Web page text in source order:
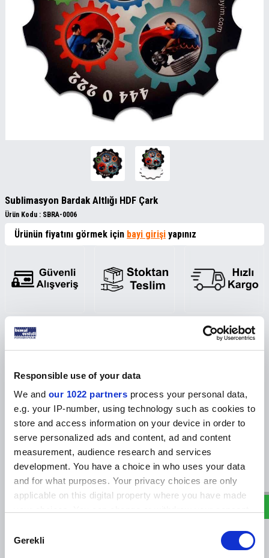
Responsible use of your data
We and our 1022 partners process your personal data,
e.g. your IP-number, using technology such as cookies to
store and access information on your device in order to
serve personalized ads and content, ad and content
measurement, audience research and services
development. You have a choice in who uses your data
and for what purposes. Your privacy choices are only
applicable on this digital property where you have made
the Privacy trigger icon.
Selection
Gerekli
Sublimasyon Bardak Altlığı HDF Çark
Ürün Kodu : SBRA-0006
Ürünün fiyatını görmek için bayi girişi yapınız
Ürün Açıklaması Yorumlar Tavsiye Et İade Koşulları Beni
baskısı içinde değerlendirebileceğimiz çok geniş bir bardakaltı ürün
grubu geliştirdik. Alt kısmı kaydırmaz, özel mantar ile kaplı olan son
derece parlak baskı sonucu veren bu ithal hdf ürünlerde piyasada ilk
çok dikkatini çekeceğini düşünüyoruz. Bunun yanı sıra dik ve yatay
bardak altığı stantları ile ürünleri hem daha düzgün sergileyebilir hem